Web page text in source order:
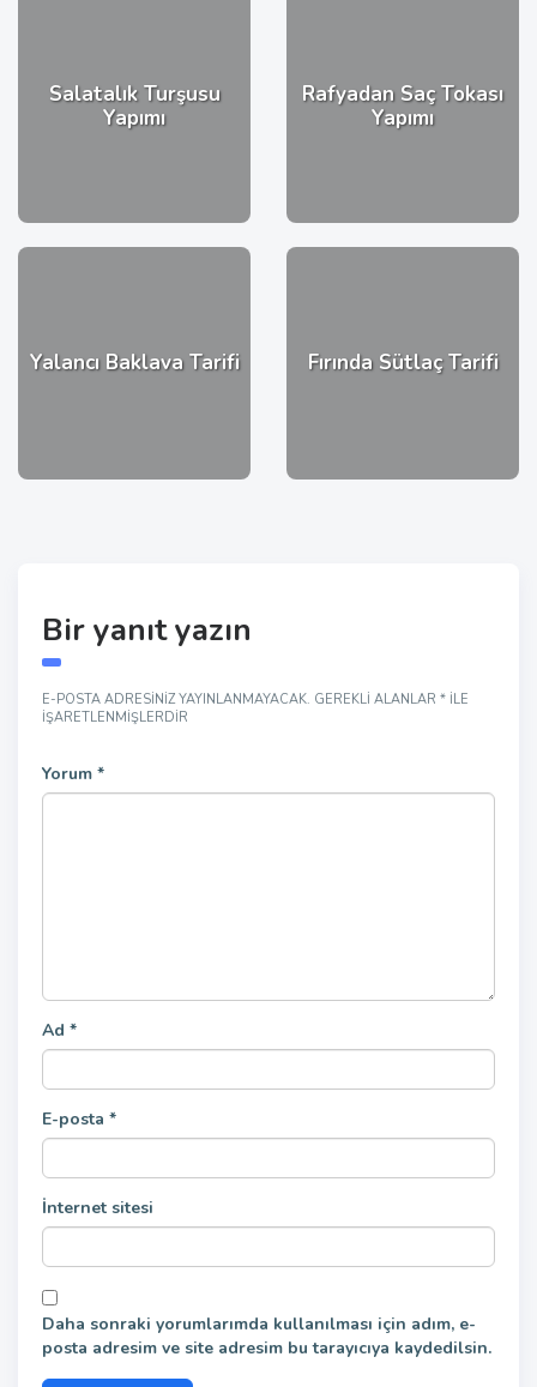
Salatalık Turşusu
Yapımı
Rafyadan Saç Tokası
Yapımı
Yalancı Baklava Tarifi Fırında Sütlaç Tarifi
Bir yanıt yazın
E-POSTA ADRESINIZ YAYINLANMAYACAK. GEREKLI ALANLAR * ILE
IŞARETLENMIŞLERDIR
Yorum *
Ad *
E-posta *
İnternet sitesi
Daha sonraki yorumlarımda kullanılması için adım, e-
posta adresim ve site adresim bu tarayıcıya kaydedilsin.